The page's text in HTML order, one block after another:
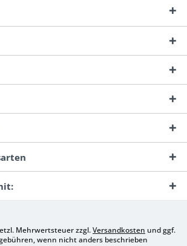
Mehrwertsteuer zzgl.Versandkosten und ggf.
wenn nicht anders beschrieben